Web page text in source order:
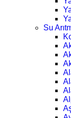
Su